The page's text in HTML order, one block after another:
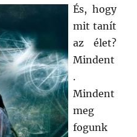
És, hogy
mit tanít
az élet?
Mindent
.
Mindent
meg
fogunk